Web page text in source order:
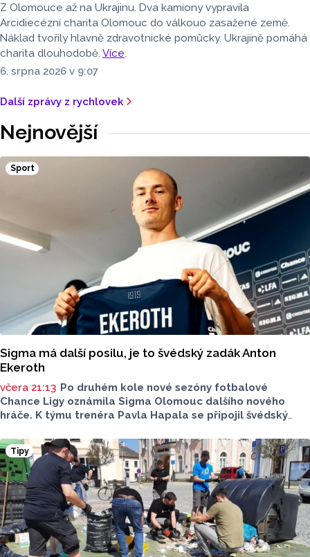
Z Olomouce až na Ukrajinu. Dva kamiony vypravila
Arcidiecézní charita Olomouc do válkouo zasažené země.
Náklad tvořily hlavně zdravotnické pomůcky. Ukrajině pomáhá
charita dlouhodobě. Více.
6. srpna 2026 v 9:07
Další zprávy z rychlovek
Nejnovější
Sport
Sigma má další posilu, je to švédský zadák Anton
Ekeroth
včera 21:13 Po druhém kole nové sezóny fotbalové
Chance Ligy oznámila Sigma Olomouc dalšího nového
hráče. K týmu trenéra Pavla Hapala se připojil švédský
z norského HamKamu. Sigma to uvedla na svém webu,
o tom, na jak dlouho podepsal nov hráč smlouvu
neinformovala.
Tipy